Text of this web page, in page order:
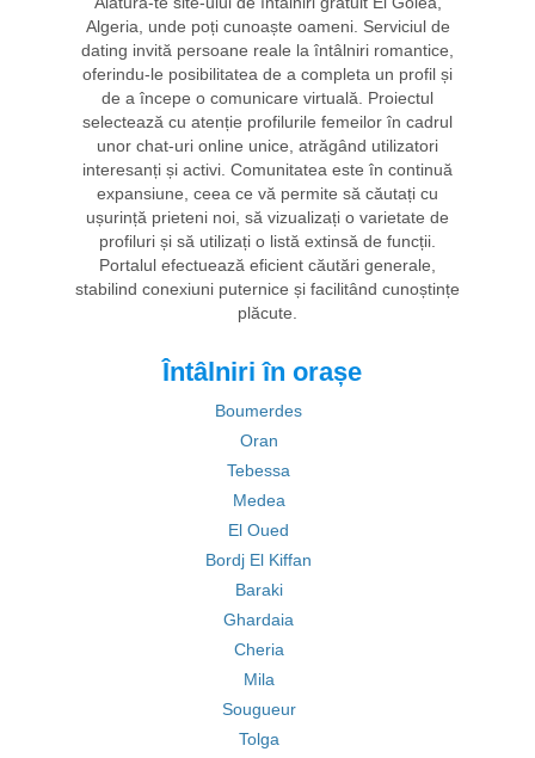
Algeria, unde poți cunoaște oameni. Serviciul de
dating invită persoane reale la întâlniri romantice,
oferindu-le posibilitatea de a completa un profil și
de a începe o comunicare virtuală. Proiectul
selectează cu atenție profilurile femeilor în cadrul
unor chat-uri online unice, atrăgând utilizatori
interesanți și activi. Comunitatea este în continuă
expansiune, ceea ce vă permite să căutați cu
ușurință prieteni noi, să vizualizați o varietate de
profiluri și să utilizați o listă extinsă de funcții.
Portalul efectuează eficient căutări generale,
stabilind conexiuni puternice și facilitând cunoștințe
plăcute.
Întâlniri în orașe
Boumerdes
Oran
Tebessa
Medea
El Oued
Bordj El Kiffan
Baraki
Ghardaia
Cheria
Mila
Sougueur
Tolga